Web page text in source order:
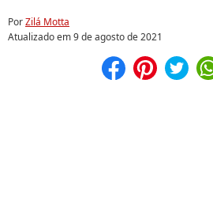
PorZilá Motta
Atualizado em9 de agosto de 2021